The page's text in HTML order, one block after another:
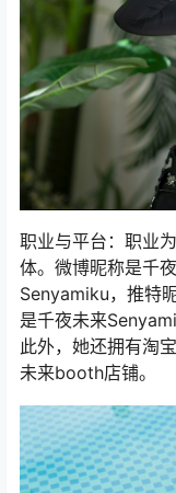
职业与平台：职业
体。微博昵称是千
Senyamiku，推特
是千夜未来
此外，她还拥有淘
未来booth店铺。